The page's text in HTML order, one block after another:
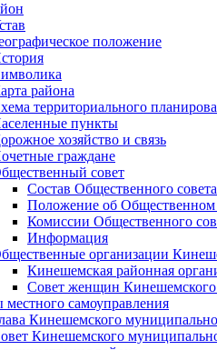
положение
района
территориального
пункты
хозяйство и связь
граждане
совет
Состав Общественного совета
Положение об Общественном
Комиссии Общественного
Информация
организации
Кинешемская районная
Совет женщин
самоуправления
Кинешемского
Кинешемского